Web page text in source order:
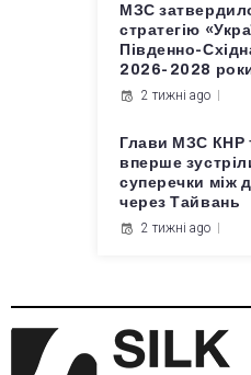
МЗС
стратегію
Південно-
2026-2028
2 тижні ago
Глави МЗС КНР
вперше
суперечки між
через Тайвань
2 тижні ago